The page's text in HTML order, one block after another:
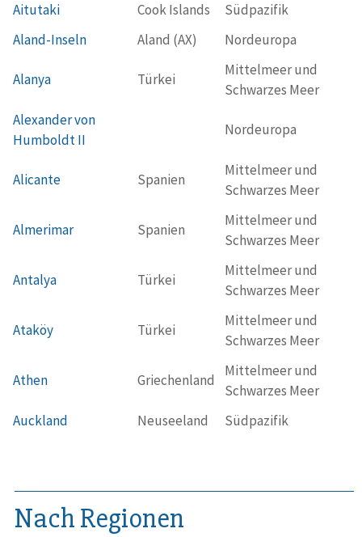
Aitutaki
Cook Islands
Südpazifik
Aland-Inseln
Aland (AX) Nordeuropa
Alanya Türkei
Mittelmeer und
Schwarzes Meer
Alexander von
Humboldt II
Nordeuropa
Alicante Spanien
Mittelmeer und
Schwarzes Meer
Almerimar Spanien
Mittelmeer und
Schwarzes Meer
Antalya Türkei
Mittelmeer und
Schwarzes Meer
Ataköy Türkei
Mittelmeer und
Schwarzes Meer
Athen Griechenland
Mittelmeer und
Schwarzes Meer
Auckland
Neuseeland Südpazifik
Nach Regionen